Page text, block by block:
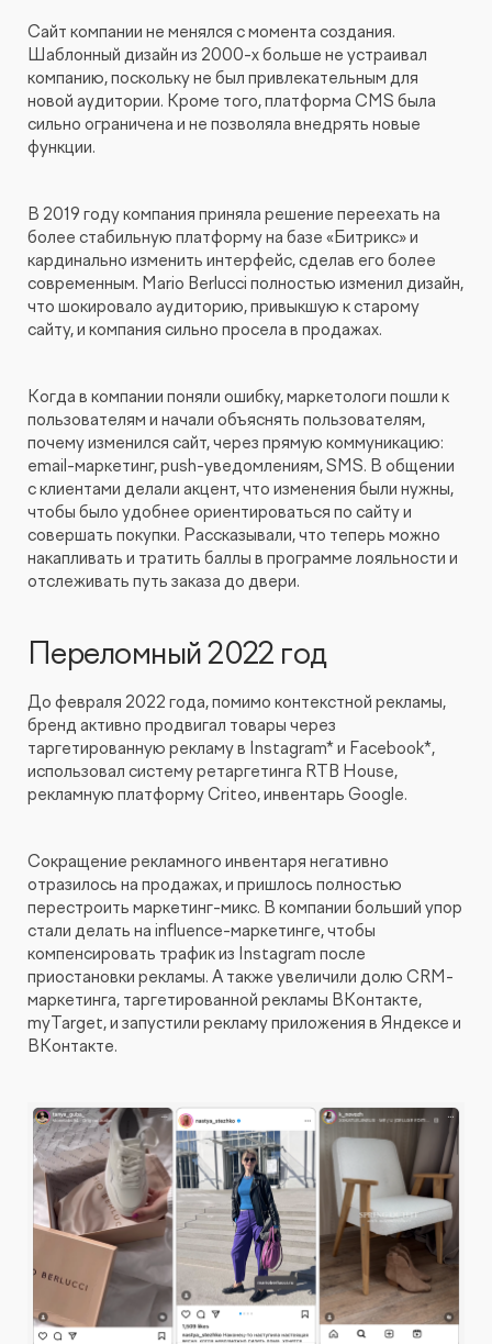
Сайт компании не менялся с момента создания.
Шаблонный дизайн из 2000-х больше не устраивал
компанию, поскольку не был привлекательным для
новой аудитории. Кроме того, платформа CMS была
сильно ограничена и не позволяла внедрять новые
функции.
В 2019 году компания приняла решение переехать на
более стабильную платформу на базе «Битрикс» и
кардинально изменить интерфейс, сделав его более
современным. Mario Berlucci полностью изменил дизайн,
что шокировало аудиторию, привыкшую к старому
сайту, и компания сильно просела в продажах.
Когда в компании поняли ошибку, маркетологи пошли к
пользователям и начали объяснять пользователям,
почему изменился сайт, через прямую коммуникацию:
email-маркетинг, push-уведомлениям, SMS. В общении
с клиентами делали акцент, что изменения были нужны,
чтобы было удобнее ориентироваться по сайту и
совершать покупки. Рассказывали, что теперь можно
накапливать и тратить баллы в программе лояльности и
отслеживать путь заказа до двери.
Переломный 2022 год
До февраля 2022 года, помимо контекстной рекламы,
бренд активно продвигал товары через
таргетированную рекламу в Instagram* и Facebook*,
использовал систему ретаргетинга RTB House,
рекламную платформу Criteo, инвентарь Google.
Сокращение рекламного инвентаря негативно
отразилось на продажах, и пришлось полностью
перестроить маркетинг-микс. В компании больший упор
стали делать на influence-маркетинге, чтобы
компенсировать трафик из Instagram после
приостановки рекламы. А также увеличили долю CRM-
маркетинга, таргетированной рекламы ВКонтакте,
myTarget, и запустили рекламу приложения в Яндексе и
ВКонтакте.